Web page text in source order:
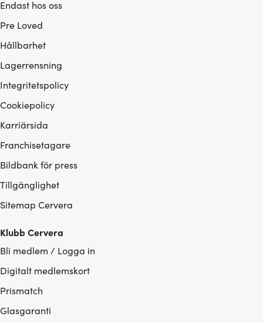
Endast hos oss
Pre Loved
Hållbarhet
Lagerrensning
Integritetspolicy
Cookiepolicy
Karriärsida
Franchisetagare
Bildbank för press
Tillgänglighet
Sitemap Cervera
Klubb Cervera
Bli medlem / Logga in
Digitalt medlemskort
Prismatch
Glasgaranti